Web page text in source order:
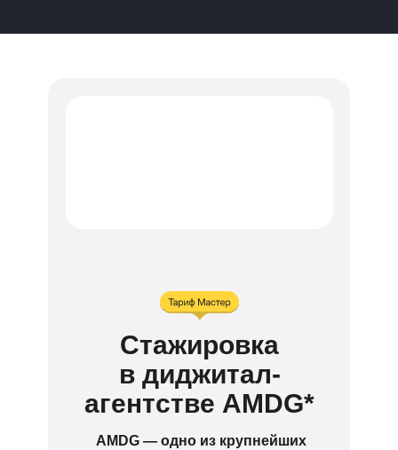
AMDG — одно из крупнейших
Стажировка
в диджитал-
агентстве AMDG*